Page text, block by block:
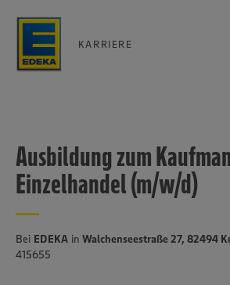
KARRIERE
Ausbildung zum
Einzelhandel (m/w/d)
Bei EDEKA in Walchenseestraße 27, 82494
415655